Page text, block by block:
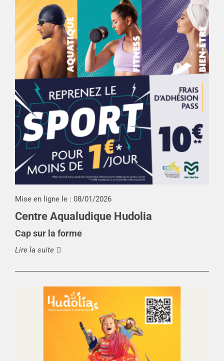
Mise en ligne le : 08/01/2026
Centre Aqualudique Hudolia
Cap sur la forme
Lire la suite